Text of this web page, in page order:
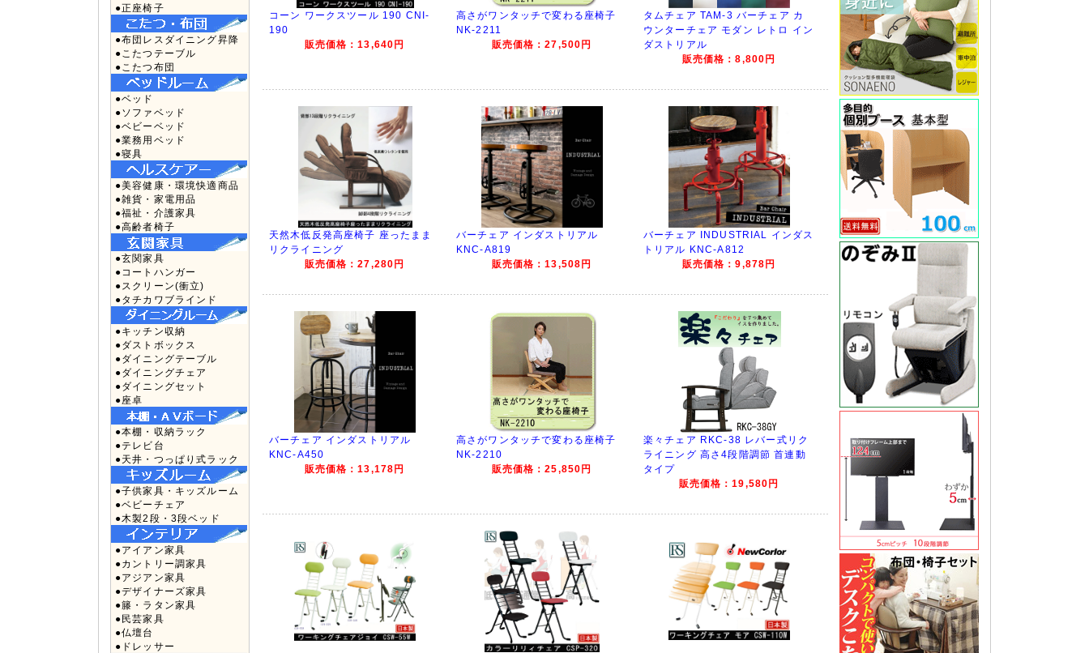
●正座椅子
●布団レスダイニング昇降
●こたつテーブル
●こたつ布団
●ベッド
●ソファベッド
●ベビーベッド
●業務用ベッド
●寝具
●美容健康・環境快適商品
●雑貨・家電用品
●福祉・介護家具
●高齢者椅子
●玄関家具
●コートハンガー
●スクリーン(衝立)
●タチカワブラインド
●キッチン収納
●ダストボックス
●ダイニングテーブル
●ダイニングチェア
●ダイニングセット
●座卓
●本棚・収納ラック
●テレビ台
●天井・つっぱり式ラック
●子供家具・キッズルーム
●ベビーチェア
●木製2段・3段ベッド
●アイアン家具
●カントリー調家具
●アジアン家具
●デザイナーズ家具
●籐・ラタン家具
●民芸家具
●仏壇台
●ドレッサー
コーン ワークスツール 190 CNI-
190
販売価格：13,640円
高さがワンタッチで変わる座椅子
NK-2211
販売価格：27,500円
タムチェア TAM-3 バーチェア カ
ウンターチェア モダン レトロ イン
ダストリアル
販売価格：8,800円
天然木低反発高座椅子 座ったまま
リクライニング
販売価格：27,280円
バーチェア インダストリアル
KNC-A819
販売価格：13,508円
バーチェア INDUSTRIAL インダス
トリアル KNC-A812
販売価格：9,878円
バーチェア インダストリアル
KNC-A450
販売価格：13,178円
高さがワンタッチで変わる座椅子
NK-2210
販売価格：25,850円
楽々チェア RKC-38 レバー式リク
ライニング 高さ4段階調節 首連動
タイプ
販売価格：19,580円